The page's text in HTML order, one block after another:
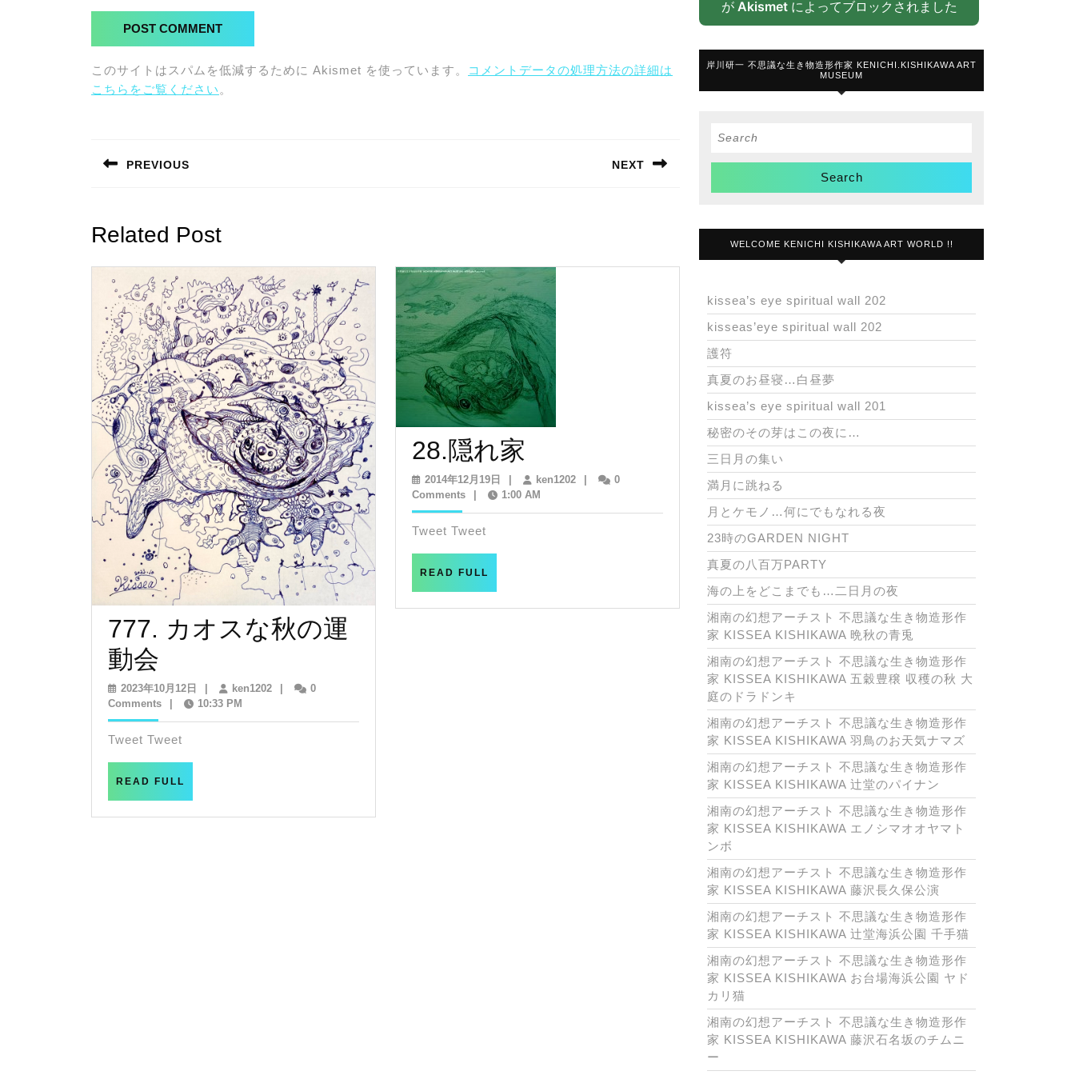
このサイトはスパムを低減するために Akismet を使っています。
コメントデータの処理方法の詳細は
こちらをご覧ください 。
稿
ゲ
ー
シ
ョ
ン
PREVIOUS NEXT
Related Post
777. カオスな秋の運
動会
カ
オ
ス
な
秋
2023年10月12日
2023
年
ken1202ken12020
Comments
10:33 PM
Tweet Tweet
READ FULL
28.隠れ家
隠
れ
2014年12月19日
2014
年
ken1202ken12020
Comments
1:00 AM
Tweet Tweet
READ FULL
が Akismetによってブロックされました
岸川研一 不思議な生き物造形作家 KENICHI.KISHIKAWA ART
MUSEUM
Search
WELCOME KENICHI KISHIKAWA ART WORLD !!
kissea’s eye spiritual wall 202
kisseas’eye spiritual wall 202
護符
真夏のお昼寝…白昼夢
kissea’s eye spiritual wall 201
秘密のその芽はこの夜に…
三日月の集い
満月に跳ねる
月とケモノ…何にでもなれる夜
23時のGARDEN NIGHT
真夏の八百万PARTY
海の上をどこまでも…二日月の夜
湘南の幻想アーチスト 不思議な生き物造形作
家 KISSEA KISHIKAWA 晩秋の青兎
湘南の幻想アーチスト 不思議な生き物造形作
家 KISSEA KISHIKAWA 五穀豊穣 収穫の秋 大
庭のドラドンキ
湘南の幻想アーチスト 不思議な生き物造形作
家 KISSEA KISHIKAWA 羽鳥のお天気ナマズ
湘南の幻想アーチスト 不思議な生き物造形作
家 KISSEA KISHIKAWA 辻堂のパイナン
湘南の幻想アーチスト 不思議な生き物造形作
家 KISSEA KISHIKAWA エノシマオオヤマト
ンボ
湘南の幻想アーチスト 不思議な生き物造形作
家 KISSEA KISHIKAWA 藤沢長久保公演
湘南の幻想アーチスト 不思議な生き物造形作
家 KISSEA KISHIKAWA 辻堂海浜公園 千手猫
湘南の幻想アーチスト 不思議な生き物造形作
家 KISSEA KISHIKAWA お台場海浜公園 ヤド
カリ猫
湘南の幻想アーチスト 不思議な生き物造形作
家 KISSEA KISHIKAWA 藤沢石名坂のチムニ
ー